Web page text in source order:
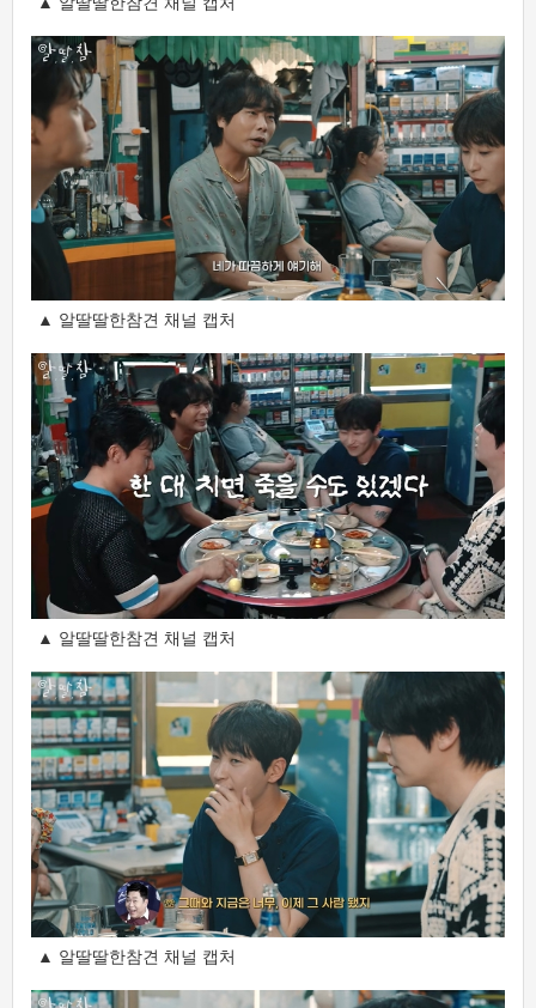
▲ 알딸딸한참견 채널 캡처
▲ 알딸딸한참견 채널 캡처
▲ 알딸딸한참견 채널 캡처